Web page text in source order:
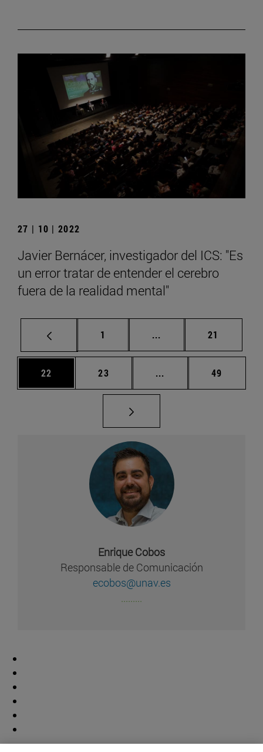
27 | 10 | 2022
Javier Bernácer, investigador del ICS: "Es
un error tratar de entender el cerebro
fuera de la realidad mental"
Página
1 ... Páginas intermedias
Página
21
Página
22 Página
23 ... Páginas intermedias
Página
49
Enrique Cobos
Responsable de Comunicación
ecobos@unav.es
.........